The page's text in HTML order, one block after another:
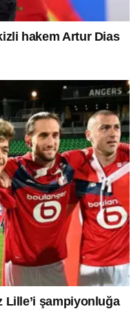
hakem Artur Dias
Lille’i şampiyonluğa